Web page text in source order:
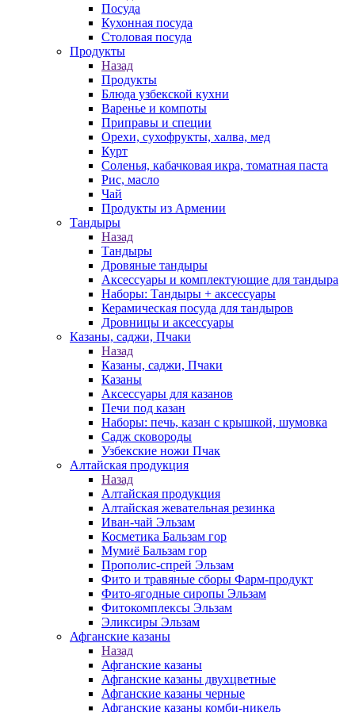
Посуда
Кухонная посуда
Столовая посуда
Продукты
Назад
Продукты
Блюда узбекской кухни
Варенье и компоты
Приправы и специи
Орехи, сухофрукты, халва, мед
Курт
Соленья, кабачковая икра, томатная паста
Рис, масло
Чай
Продукты из Армении
Тандыры
Назад
Тандыры
Дровяные тандыры
Аксессуары и комплектующие для тандыра
Наборы: Тандыры + аксессуары
Керамическая посуда для тандыров
Дровницы и аксессуары
Казаны, саджи, Пчаки
Назад
Казаны, саджи, Пчаки
Казаны
Аксессуары для казанов
Печи под казан
Наборы: печь, казан с крышкой, шумовка
Садж сковороды
Узбекские ножи Пчак
Алтайская продукция
Назад
Алтайская продукция
Алтайская жевательная резинка
Иван-чай Эльзам
Косметика Бальзам гор
Мумиё Бальзам гор
Прополис-спрей Эльзам
Фито и травяные сборы Фарм-продукт
Фито-ягодные сиропы Эльзам
Фитокомплексы Эльзам
Эликсиры Эльзам
Афганские казаны
Назад
Афганские казаны
Афганские казаны двухцветные
Афганские казаны черные
Афганские казаны комби-никель